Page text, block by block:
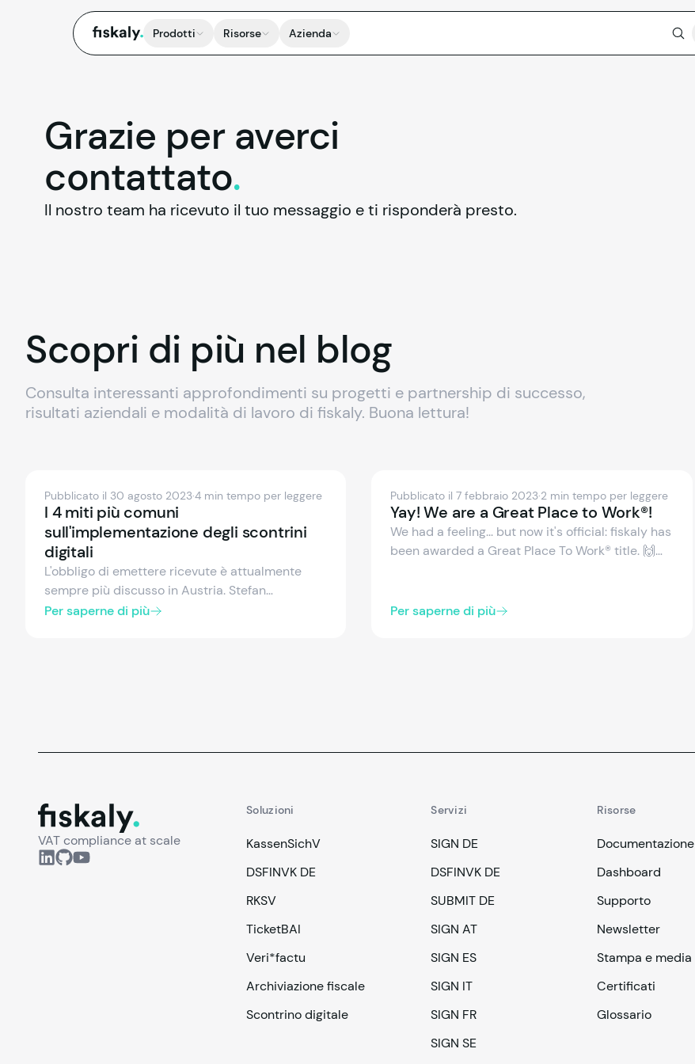
fiskaly. Prodotti Risorse Azienda
Grazie per averci
contattato.
Il nostro team ha ricevuto il tuo messaggio e ti risponderà presto.
Scopri di più nel blog
Consulta interessanti approfondimenti su progetti e partnership di successo,
risultati aziendali e modalità di lavoro di fiskaly. Buona lettura!
Pubblicato il 30 agosto 2023·4 min tempo per leggere
I 4 miti più comuni
sull'implementazione degli scontrini
digitali
L'obbligo di emettere ricevute è attualmente
sempre più discusso in Austria. Stefan
Kohlbacher, Product Manager per le ricevute
Per saperne di più
Pubblicato il 7 febbraio 2023·2 min tempo per leggere
Yay! We are a Great Place to Work®!
We had a feeling... but now it's official: fiskaly has
been awarded a Great Place To Work® title. 🙌
of fiskaly being a great place to work!
Per saperne di più
fiskaly.
VAT compliance at scale
Soluzioni
KassenSichV
DSFINVK DE
RKSV
TicketBAI
Veri*factu
Archiviazione fiscale
Scontrino digitale
Servizi
SIGN DE
DSFINVK DE
SUBMIT DE
SIGN AT
SIGN ES
SIGN IT
SIGN FR
SIGN SE
Risorse
Documentazione
Dashboard
Supporto
Newsletter
Stampa e media
Certificati
Glossario